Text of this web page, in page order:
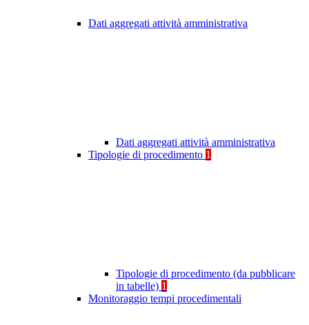
Dati aggregati attività amministrativa
Dati aggregati attività amministrativa
Tipologie di procedimento 1
Tipologie di procedimento (da pubblicare
in tabelle) 1
Monitoraggio tempi procedimentali